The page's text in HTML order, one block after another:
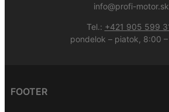
info@profi-motor.sk
Tel.: +421 905 599
pondelok – piatok, 8:00
FOOTER